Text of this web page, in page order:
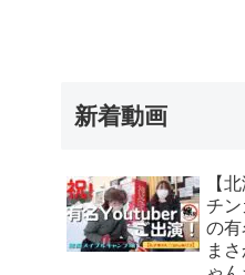
新着動画
【
チ
の有
ま